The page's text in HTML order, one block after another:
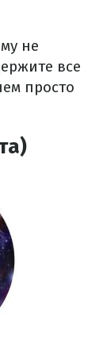
не
все
просто